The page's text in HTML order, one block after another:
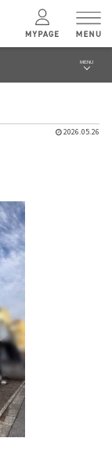
MENU
2026.05.26